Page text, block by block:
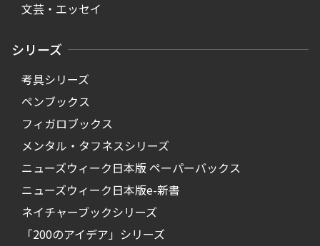
文芸・エッセイ
シリーズ
考具シリーズ
ペンブックス
フィガロブックス
メンタル・タフネスシリーズ
ニューズウィーク日本版 ペーパーバックス
ニューズウィーク日本版e-新書
ネイチャーブックシリーズ
「200のアイデア」シリーズ